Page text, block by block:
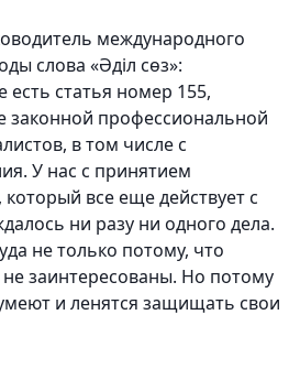
международного
слова «Әдiл сөз»:
есть статья номер 155,
законной профессиональной
в том числе с
У нас с принятием
который все еще действует с
ни разу ни одного дела.
не только потому, что
заинтересованы. Но потому
и ленятся защищать свои